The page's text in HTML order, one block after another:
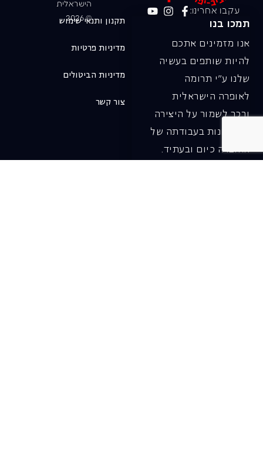
עקבו אחרינו:
תמכו בנו
אנו מזמינים אתכם
להיות שותפים בעשיה
שלנו ע"י תרומה
לאופרה הישראלית
ובכך לשמור על היצירה
והחדשנות בעבודתה של
האופרה כיום ובעתיד.
הישראלית
© 2026
תקנון ותנאי שימוש
מדיניות פרטיות
מדיניות הביטולים
צור קשר